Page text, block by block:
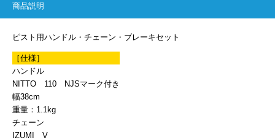
商品説明
ピスト用ハンドル・チェーン・ブレーキセット
［仕様］
ハンドル
NITTO 110 NJSマーク付き
幅38cm
重量：1.1kg
チェーン
IZUMI V